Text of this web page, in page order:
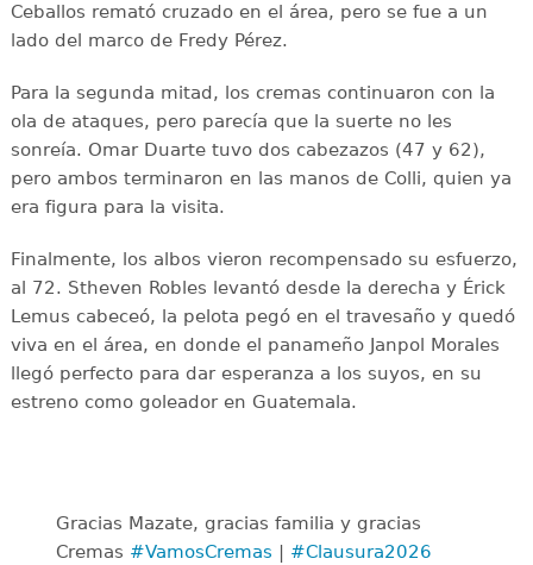
Ceballos remató cruzado en el área, pero se fue a un
lado del marco de Fredy Pérez.
Para la segunda mitad, los cremas continuaron con la
ola de ataques, pero parecía que la suerte no les
sonreía. Omar Duarte tuvo dos cabezazos (47 y 62),
pero ambos terminaron en las manos de Colli, quien ya
era figura para la visita.
Finalmente, los albos vieron recompensado su esfuerzo,
al 72. Stheven Robles levantó desde la derecha y Érick
Lemus cabeceó, la pelota pegó en el travesaño y quedó
viva en el área, en donde el panameño Janpol Morales
llegó perfecto para dar esperanza a los suyos, en su
estreno como goleador en Guatemala.
Gracias Mazate, gracias familia y gracias
Cremas #VamosCremas | #Clausura2026